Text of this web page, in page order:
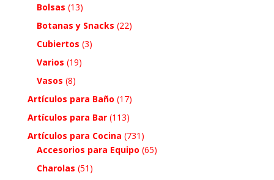
Bolsas (13)
Botanas y Snacks (22)
Cubiertos (3)
Varios (19)
Vasos (8)
Artículos para Baño (17)
Artículos para Bar (113)
Artículos para Cocina (731)
Accesorios para Equipo (65)
Charolas (51)